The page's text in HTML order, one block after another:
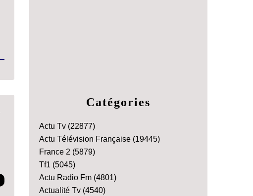
Catégories
Actu Tv (22877)
Actu Télévision Française (19445)
France 2 (5879)
Tf1 (5045)
Actu Radio Fm (4801)
Actualité Tv (4540)